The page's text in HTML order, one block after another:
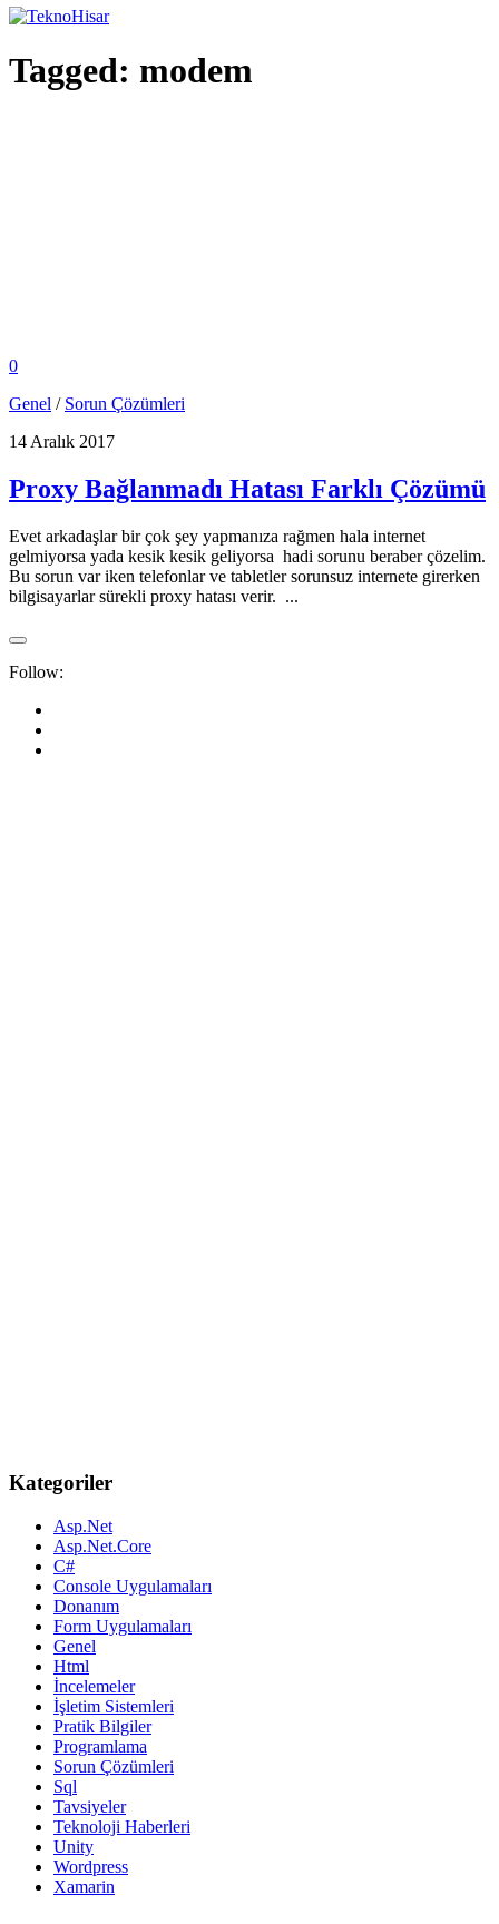
Tagged: modem
0
Genel / Sorun Çözümleri
14 Aralık 2017
Proxy Bağlanmadı Hatası Farklı Çözümü
Evet arkadaşlar bir çok şey yapmanıza rağmen hala internet
gelmiyorsa yada kesik kesik geliyorsa hadi sorunu beraber çözelim.
Bu sorun var iken telefonlar ve tabletler sorunsuz internete girerken
bilgisayarlar sürekli proxy hatası verir. ...
Follow:
Kategoriler
Asp.Net
Asp.Net.Core
C#
Console Uygulamaları
Donanım
Form Uygulamaları
Genel
Html
İncelemeler
İşletim Sistemleri
Pratik Bilgiler
Programlama
Sorun Çözümleri
Sql
Tavsiyeler
Teknoloji Haberleri
Unity
Wordpress
Xamarin